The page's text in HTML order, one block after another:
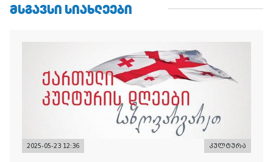
ᲛᲡᲒᲐᲕᲡᲘ ᲡᲘᲐᲮᲚᲔᲔᲑᲘ
2025-05-23 12:36 კულტურა